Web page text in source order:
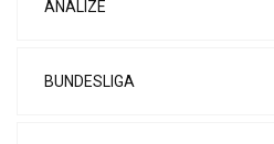
ANALIZE
BUNDESLIGA